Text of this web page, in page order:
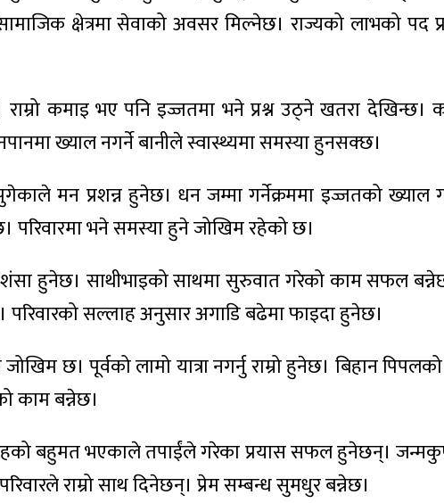
क्षेत्रमा सेवाको अवसर मिल्नेछ। राज्यको लाभको पद
राम्रो कमाइ भए पनि इज्जतमा भने प्रश्न उठ्ने खतरा देखिन्छ।
ख्याल नगर्ने बानीले स्वास्थ्यमा समस्या हुनसक्छ।
मन प्रशन्न हुनेछ। धन जम्मा गर्नेक्रममा इज्जतको ख्याल
परिवारमा भने समस्या हुने जोखिम रहेको छ।
हुनेछ। साथीभाइको साथमा सुरुवात गरेको काम सफल
परिवारको सल्लाह अनुसार अगाडि बढेमा फाइदा हुनेछ।
छ। पूर्वको लामो यात्रा नगर्नु राम्रो हुनेछ। बिहान
काम बन्नेछ।
बहुमत भएकाले तपाईंले गरेका प्रयास सफल हुनेछन्।
राम्रो साथ दिनेछन्। प्रेम सम्बन्ध सुमधुर बन्नेछ।